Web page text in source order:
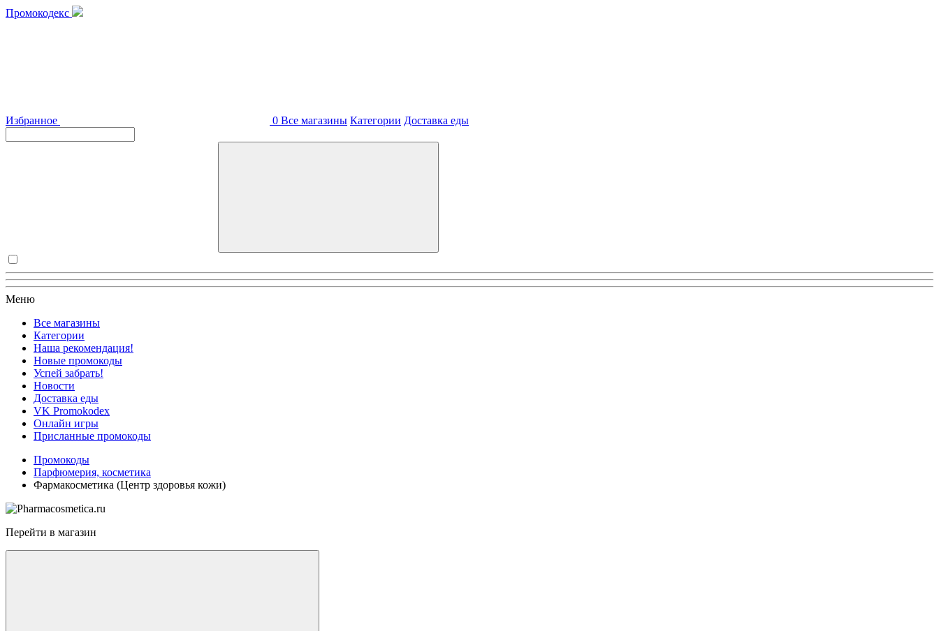
Промокодекс
Избранное 0 Все магазины Категории Доставка еды
Меню
Все магазины
Категории
Наша рекомендация!
Новые промокоды
Успей забрать!
Новости
Доставка еды
VK Promokodex
Онлайн игры
Присланные промокоды
Промокоды
Парфюмерия, косметика
Фармакосметика (Центр здоровья кожи)
Перейти в магазин